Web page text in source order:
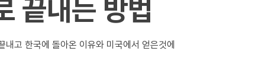
끝내는 방법
내고 한국에 돌아온 이유와 미국에서 얻은것에